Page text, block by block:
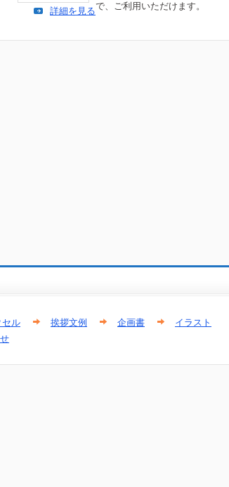
で、ご利用いただけます。
詳細を見る
セル 挨拶文例 企画書
イラスト